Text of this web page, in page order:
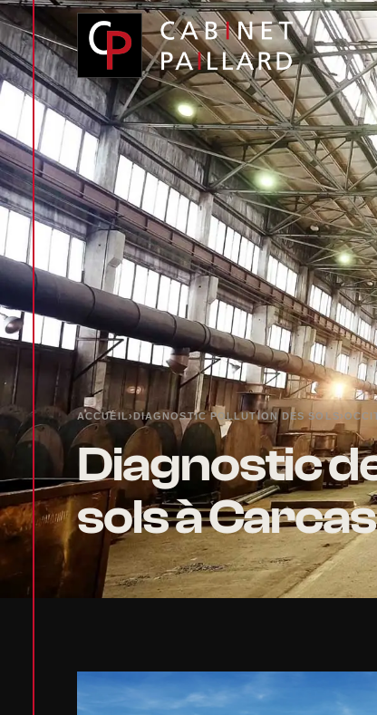
ACCUEIL›DIAGNOSTIC POLLUTION DES SOLS›
Diagnostic
sols à
Panneau de gestion des cookies